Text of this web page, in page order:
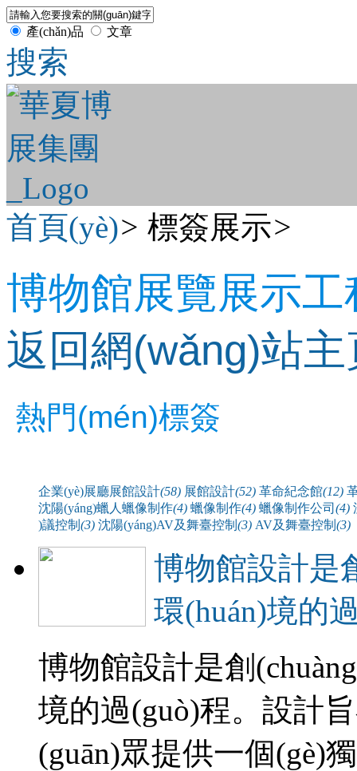
產(chǎn)品 文章
搜索
首頁(yè)> 標簽展示>
博物館展覽展示工
返回網(wǎng)站
熱門(mén)標簽
企業(yè)展廳展館設計(58) 展館設計(52) 革命紀念館(12)
沈陽(yáng)蠟人蠟像制作(4) 蠟像制作(4) 蠟像制作公司 (4)
)議控制 (3) 沈陽(yáng)AV及舞臺控制 (3) AV及舞臺控制 (3)
博物館設計是
環(huán)境的
博物館設計是創
境的過(guò)程。設計
(guān)眾提供一個(gè)獨